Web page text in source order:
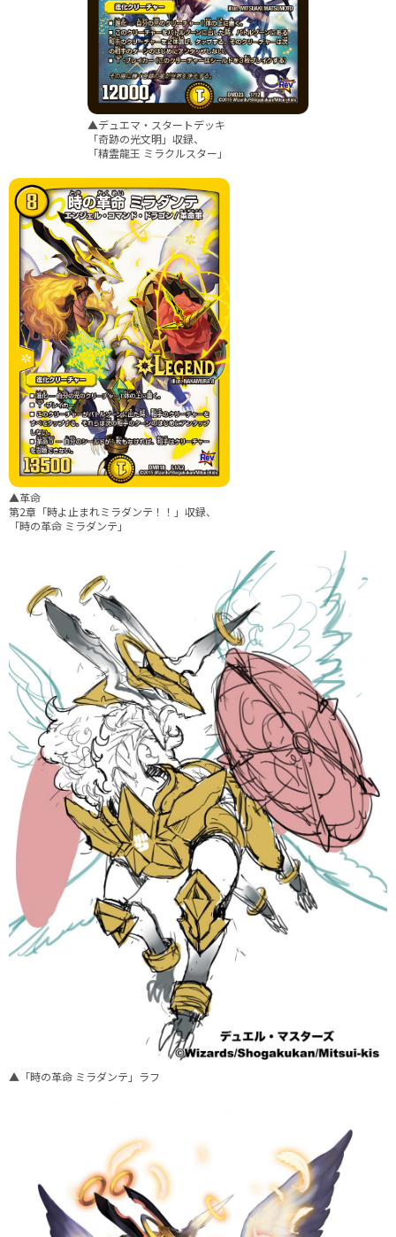
▲デュエマ・スタートデッキ
「奇跡の光文明」収録、
「精霊龍王 ミラクルスター」
▲革命
第2章「時よ止まれミラダンテ！！」収録、
「時の革命 ミラダンテ」
▲「時の革命 ミラダンテ」ラフ